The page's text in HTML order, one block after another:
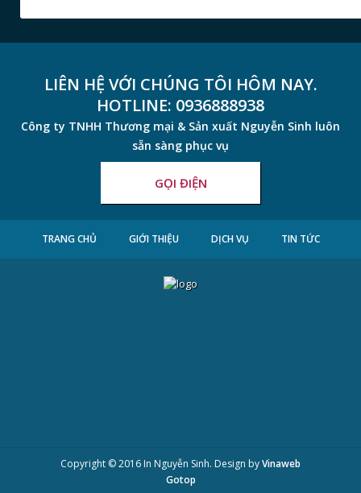
GỌI ĐIỆN
LIÊN HỆ VỚI CHÚNG TÔI HÔM NAY.
HOTLINE: 0936888938
Công ty TNHH Thương mại & Sản xuất Nguyễn Sinh luôn
sẵn sàng phục vụ
TRANG CHỦ GIỚI THIỆU DỊCH VỤ TIN TỨC
LIÊN HỆ
Copyright © 2016 In Nguyễn Sinh. Design byVinaweb
Gotop